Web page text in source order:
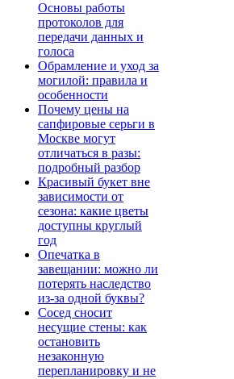
Основы работы
протоколов для
передачи данных и
голоса
Обрамление и уход за
могилой: правила и
особенности
Почему цены на
сапфировые серьги в
Москве могут
отличаться в разы:
подробный разбор
Красивый букет вне
зависимости от
сезона: какие цветы
доступны круглый
год
Опечатка в
завещании: можно ли
потерять наследство
из-за одной буквы?
Сосед сносит
несущие стены: как
остановить
незаконную
перепланировку и не